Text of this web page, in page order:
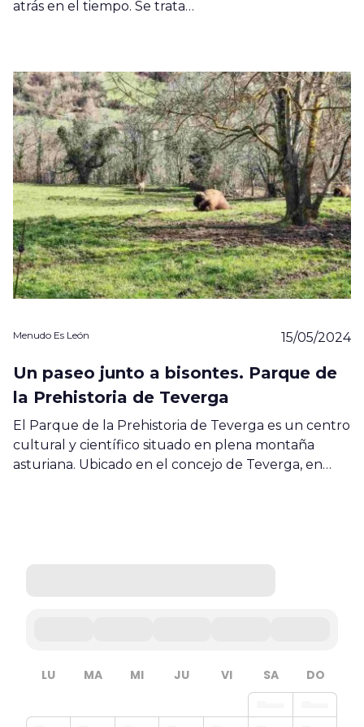
atrás en el tiempo. Se trata…
Menudo Es León 15/05/2024
Un paseo junto a bisontes. Parque de
la Prehistoria de Teverga
El Parque de la Prehistoria de Teverga es un centro
cultural y científico situado en plena montaña
asturiana. Ubicado en el concejo de Teverga, en…
LU MA MI JU VI SA DO